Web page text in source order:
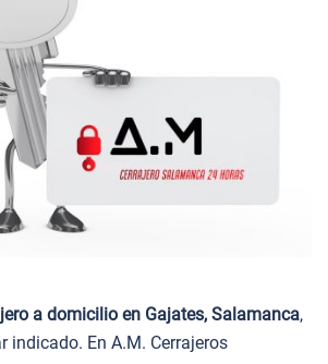
a domicilio en Gajates, Salamanca,
indicado. En A.M. Cerrajeros